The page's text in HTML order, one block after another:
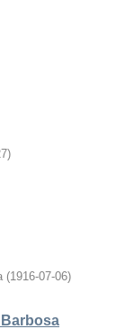
)
(1916-07-06)